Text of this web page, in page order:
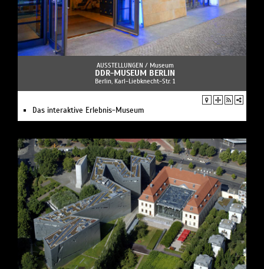
AUSSTELLUNGEN / Museum
DDR-MUSEUM BERLIN
Berlin, Karl-Liebknecht-Str. 1
Das interaktive Erlebnis-Museum